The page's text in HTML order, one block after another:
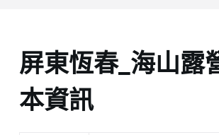
屏東恆春_海山露
本資訊